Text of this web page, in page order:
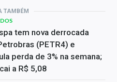
TAMBÉM
tem nova derrocada
(PETR4) e
perda de 3% na semana;
a R$ 5,08